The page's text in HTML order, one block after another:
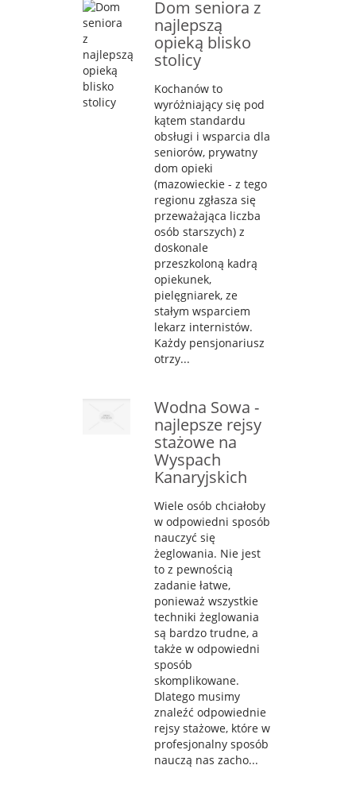
Dom seniora z
najlepszą
opieką blisko
stolicy
Kochanów to
wyróżniający się pod
kątem standardu
obsługi i wsparcia dla
seniorów, prywatny
dom opieki
(mazowieckie - z tego
regionu zgłasza się
przeważająca liczba
osób starszych) z
doskonale
przeszkoloną kadrą
opiekunek,
pielęgniarek, ze
stałym wsparciem
lekarz internistów.
Każdy pensjonariusz
otrzy...
Wodna Sowa -
najlepsze rejsy
stażowe na
Wyspach
Kanaryjskich
Wiele osób chciałoby
w odpowiedni sposób
nauczyć się
żeglowania. Nie jest
to z pewnością
zadanie łatwe,
ponieważ wszystkie
techniki żeglowania
są bardzo trudne, a
także w odpowiedni
sposób
skomplikowane.
Dlatego musimy
znaleźć odpowiednie
rejsy stażowe, które w
profesjonalny sposób
nauczą nas zacho...